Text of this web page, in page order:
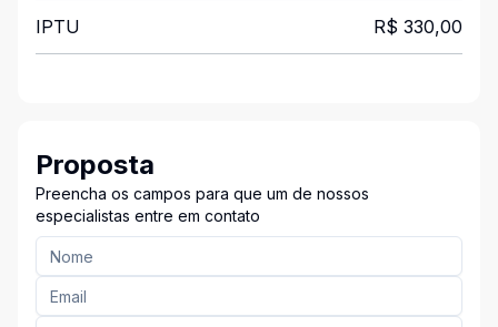
IPTU R$ 330,00
Proposta
Preencha os campos para que um de nossos
especialistas entre em contato